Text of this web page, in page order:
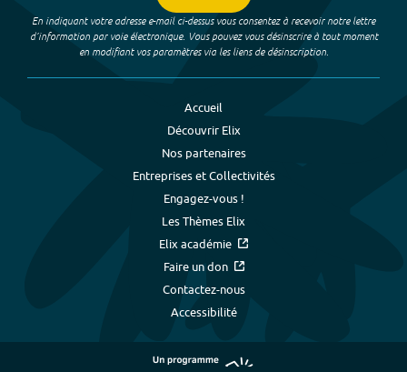
En indiquant votre adresse e-mail ci-dessus vous consentez à recevoir notre lettre
d’information par voie électronique. Vous pouvez vous désinscrire à tout moment
en modifiant vos paramètres via les liens de désinscription.
Accueil
Découvrir Elix
Nos partenaires
Entreprises et Collectivités
Engagez-vous !
Les Thèmes Elix
Elix académie
Faire un don
Contactez-nous
Accessibilité